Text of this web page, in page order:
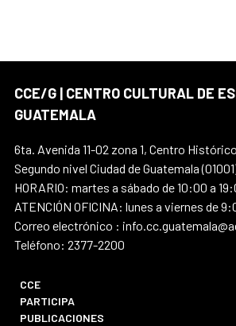
CCE/G | CENTRO CULTURAL DE
GUATEMALA
6ta. Avenida 11-02 zona 1, Centro
Segundo nivel Ciudad de Guatemala
HORARIO: martes a sábado de 10:00 a
ATENCIÓN OFICINA: lunes a viernes de
Correo electrónico :
Teléfono: 2377-2200
CCE
PARTICIPA
PUBLICACIONES